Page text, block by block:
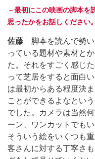
－最初にこの映画の脚本を
思ったかをお話しください。
佐藤 脚本を読んで勢い
っている題材や素材と
た。それをすごく感じ
って芝居をすると面白
は最初からある程度決
ことができるよなとい
でした。カメラは当然
ーン、ワンカットでも
そういう絵をいくつも
客さんに対する丁寧さ